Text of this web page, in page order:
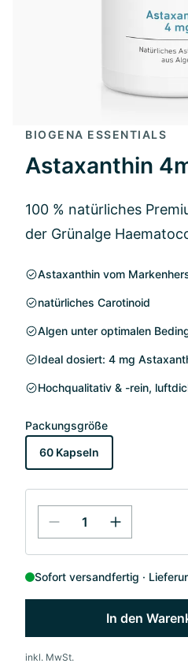
BIOGENA ESSENTIALS
Astaxanthin
100 % natürliches
der Grünalge
Astaxanthin vom
natürliches Carotinoid
Algen unter optimalen
Ideal dosiert: 4 mg
Hochqualitativ & -rein,
Packungsgröße
60 Kapseln
Sofort versandfertig
In den
inkl. MwSt.